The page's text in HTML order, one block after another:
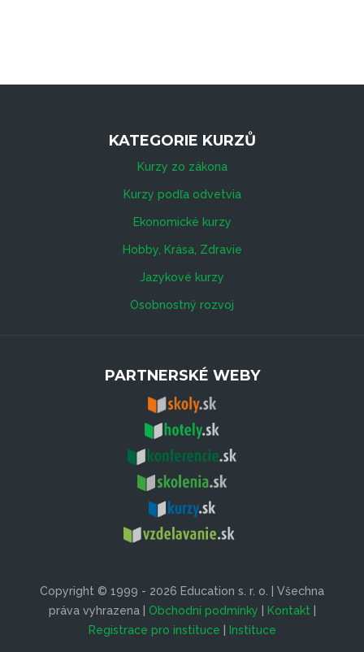
KATEGORIE KURZŮ
Kurzy zo zákona
Kurzy podľa odvetvia
Ekonomické kurzy
Hobby, Krása, Zdravie
Jazykové kurzy
Osobnostný rozvoj
PARTNERSKÉ WEBY
Copyright © 1999 - 2026 Education s. r. o. | Všechna
práva vyhrazena | Obchodní podmínky | Kontakt |
Registrace pro instituce | Instituce